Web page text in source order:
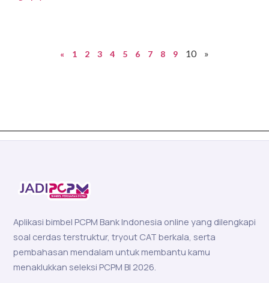
« 1 2 3 4 5 6 7 8 9 10 »
Aplikasi bimbel PCPM Bank Indonesia online yang dilengkapi
soal cerdas terstruktur, tryout CAT berkala, serta
pembahasan mendalam untuk membantu kamu
menaklukkan seleksi PCPM BI 2026.